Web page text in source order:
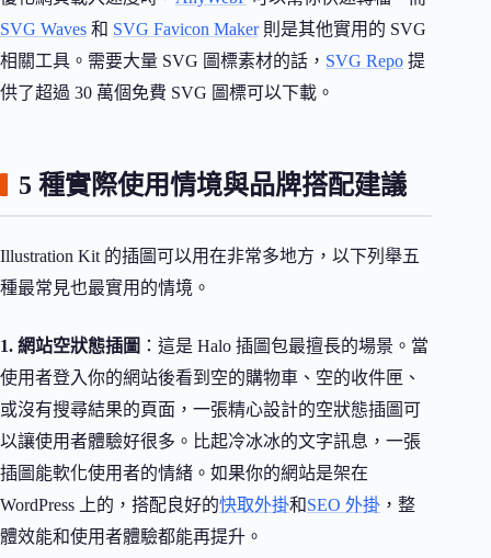
SVG Waves 和 SVG Favicon Maker則是其他實用的 SVG
相關工具。需要大量 SVG 圖標素材的話， SVG Repo 提
供了超過 30 萬個免費 SVG 圖標可以下載。
5 種實際使用情境與品牌搭配建議
Illustration Kit 的插圖可以用在非常多地方，以下列舉五
種最常見也最實用的情境。
1. 網站空狀態插圖 ：這是 Halo 插圖包最擅長的場景。當
使用者登入你的網站後看到空的購物車、空的收件匣、
或沒有搜尋結果的頁面，一張精心設計的空狀態插圖可
以讓使用者體驗好很多。比起冷冰冰的文字訊息，一張
插圖能軟化使用者的情緒。如果你的網站是架在
WordPress 上的，搭配良好的快取外掛和SEO 外掛 ，整
體效能和使用者體驗都能再提升。